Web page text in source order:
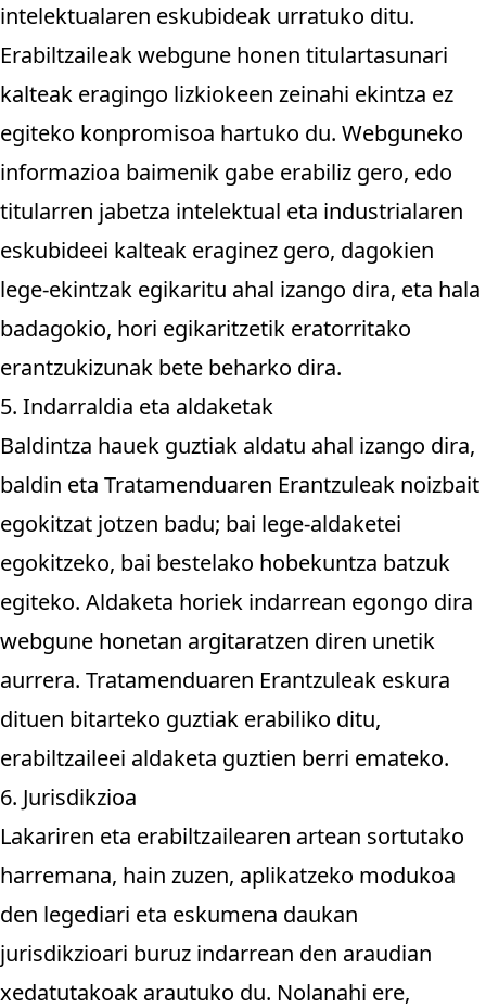
intelektualaren eskubideak urratuko ditu.
Erabiltzaileak webgune honen titulartasunari
kalteak eragingo lizkiokeen zeinahi ekintza ez
egiteko konpromisoa hartuko du. Webguneko
informazioa baimenik gabe erabiliz gero, edo
titularren jabetza intelektual eta industrialaren
eskubideei kalteak eraginez gero, dagokien
lege-ekintzak egikaritu ahal izango dira, eta hala
badagokio, hori egikaritzetik eratorritako
erantzukizunak bete beharko dira.
5. Indarraldia eta aldaketak
Baldintza hauek guztiak aldatu ahal izango dira,
baldin eta Tratamenduaren Erantzuleak noizbait
egokitzat jotzen badu; bai lege-aldaketei
egokitzeko, bai bestelako hobekuntza batzuk
egiteko. Aldaketa horiek indarrean egongo dira
webgune honetan argitaratzen diren unetik
aurrera. Tratamenduaren Erantzuleak eskura
dituen bitarteko guztiak erabiliko ditu,
erabiltzaileei aldaketa guztien berri emateko.
6. Jurisdikzioa
Lakariren eta erabiltzailearen artean sortutako
harremana, hain zuzen, aplikatzeko modukoa
den legediari eta eskumena daukan
jurisdikzioari buruz indarrean den araudian
xedatutakoak arautuko du. Nolanahi ere,